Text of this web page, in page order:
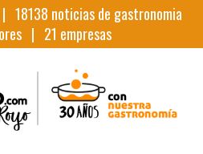
18138 noticias de gastronomia
| 21 empresas